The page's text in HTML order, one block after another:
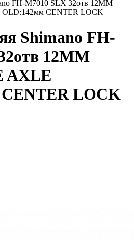
FH-M7010 SLX 32отв 12MM
CENTER LOCK
Shimano FH-
12MM
AXLE
LOCK